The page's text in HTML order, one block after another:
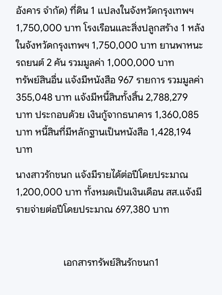
อังคาร จำกัด) ที่ดิน 1 แปลงในจังหวัดกรุงเทพฯ
1,750,000 บาท โรงเรือนและสิ่งปลูกสร้าง 1 หลัง
ในจังหวัดกรุงเทพฯ 1,750,000 บาท ยานพาหนะ
รถยนต์ 2 คัน รวมมูลค่า 1,000,000 บาท
ทรัพย์สินอื่น แจ้งมีหนังสือ 967 รายการ รวมมูลค่า
355,048 บาท แจ้งมีหนี้สินทั้งสิ้น 2,788,279
บาท ประกอบด้วย เงินกู้จากธนาคาร 1,360,085
บาท หนี้สินที่มีหลักฐานเป็นหนังสือ 1,428,194
บาท
นางสาวรักชนก แจ้งมีรายได้ต่อปีโดยประมาณ
1,200,000 บาท ทั้งหมดเป็นเงินเดือน สส.แจ้งมี
รายจ่ายต่อปีโดยประมาณ 697,380 บาท
เอกสารทรัพย์สินรักชนก1